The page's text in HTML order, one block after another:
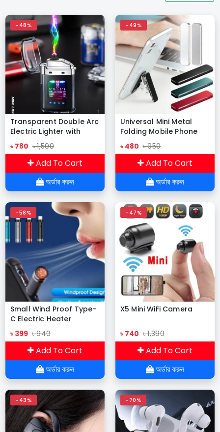
-48%
Transparent Double Arc
Electric Lighter with
Display
৳ 780 ৳ 1,500
Add To Cart
অর্ডার করুন
-49%
Universal Mini Metal
Folding Mobile Phone
Holder
৳ 480 ৳ 950
Add To Cart
অর্ডার করুন
-58%
Small Wind Proof Type-
C Electric Heater
৳ 399 ৳ 940
Add To Cart
অর্ডার করুন
-47%
X5 Mini WiFi Camera
৳ 740 ৳ 1,390
Add To Cart
অর্ডার করুন
-43% -70%